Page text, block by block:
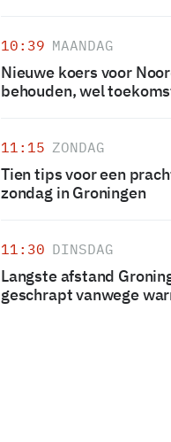
10:39 MAANDAG
Nieuwe koers voor
behouden, wel
11:15 ZONDAG
Tien tips voor een
zondag in Groningen
11:30 DINSDAG
Langste afstand
geschrapt vanwege